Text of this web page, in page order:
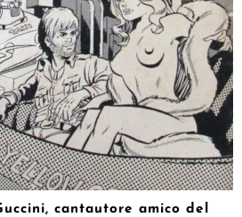
cantautore amico del